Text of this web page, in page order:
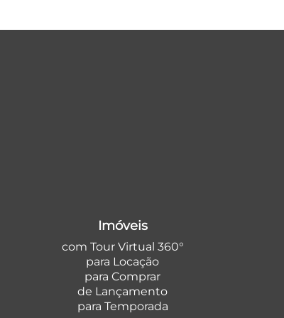
Imóveis
com Tour Virtual 360°
para Locação
para Comprar
de Lançamento
para Temporada